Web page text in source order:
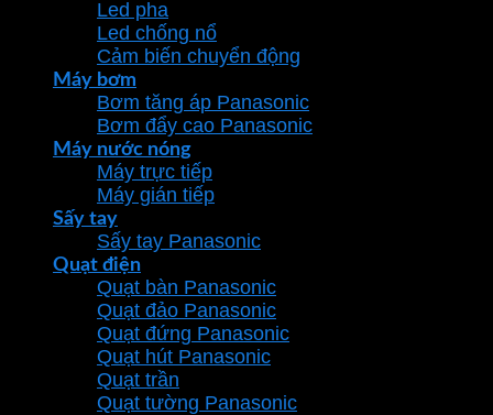
Led pha
Led chống nổ
Cảm biến chuyển động
Máy bơm
Bơm tăng áp Panasonic
Bơm đẩy cao Panasonic
Máy nước nóng
Máy trực tiếp
Máy gián tiếp
Sấy tay
Sấy tay Panasonic
Quạt điện
Quạt bàn Panasonic
Quạt đảo Panasonic
Quạt đứng Panasonic
Quạt hút Panasonic
Quạt trần
Quạt tường Panasonic